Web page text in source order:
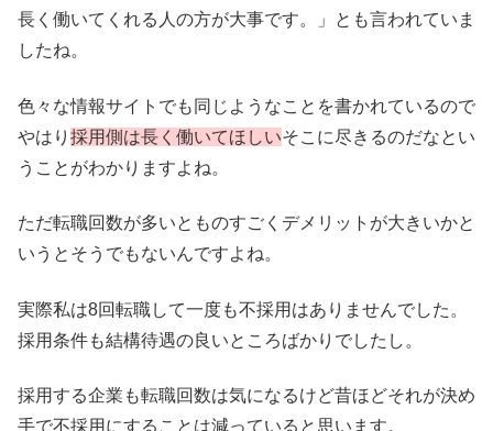
長く働いてくれる人の方が大事です。」とも言われていま
したね。
色々な情報サイトでも同じようなことを書かれているので
やはり 採用側は長く働いてほしいそこに尽きるのだなとい
うことがわかりますよね。
ただ転職回数が多いとものすごくデメリットが大きいかと
いうとそうでもないんですよね。
実際私は8回転職して一度も不採用はありませんでした。
採用条件も結構待遇の良いところばかりでしたし。
採用する企業も転職回数は気になるけど昔ほどそれが決め
手で不採用にすることは減っていると思います。